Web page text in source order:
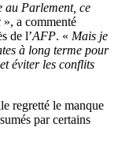
au Parlement, ce
», a commenté
de l’AFP. « Mais je
à long terme pour
éviter les conflits
regretté le manque
par certains